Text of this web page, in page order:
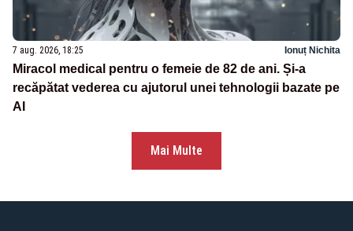
7 aug. 2026, 18:25 Ionuț Nichita
Miracol medical pentru o femeie de 82 de ani. Și-a
recăpătat vederea cu ajutorul unei tehnologii bazate pe
AI
Mai Multe